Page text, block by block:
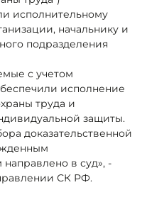
исполнительному
начальнику и
подразделения
с учетом
исполнение
труда и
защиты.
доказательственной
в суд», -
СК РФ.